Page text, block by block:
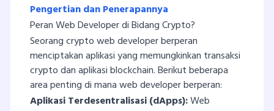
Pengertian dan Penerapannya
Peran Web Developer di Bidang Crypto?
Seorang crypto web developer berperan
menciptakan aplikasi yang memungkinkan transaksi
crypto dan aplikasi blockchain. Berikut beberapa
area penting di mana web developer berperan:
Aplikasi Terdesentralisasi (dApps):Web